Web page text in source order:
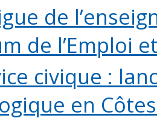
de
de l’Emploi
civique :
en